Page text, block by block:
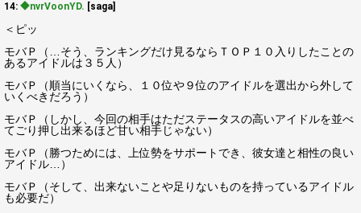
14: ◆nvrVoonYD. [saga]
＜ピッ
モバＰ（…そう、ランキングだけ見るならＴＯＰ１０入りしたことの
あるアイドルは３５人）
モバＰ（順当にいくなら、１０位や９位のアイドルを選出から外して
いくべきだろう）
モバＰ（しかし、今回の相手はただステータスの高いアイドルを並べ
てごり押し出来るほど甘い相手じゃない）
モバＰ（勝つためには、上位勢をサポートでき、彼女達と相性の良い
アイドル…）
モバＰ（そして、出来ないことや足りないものを持っているアイドル
も必要だ）